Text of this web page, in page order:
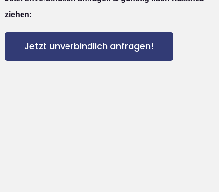
ziehen:
Jetzt unverbindlich anfragen!